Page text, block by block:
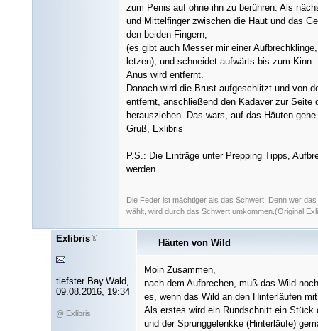
zum Penis auf ohne ihn zu berühren. Als
und Mittelfinger zwischen die Haut und das
den beiden Fingern,
(es gibt auch Messer mir einer
letzen), und schneidet aufwärts bis zum
Anus wird entfernt.
Danach wird die Brust aufgeschlitzt und von
entfernt, anschließend den Kadaver zur Seite
herausziehen. Das wars, auf das Häuten
Gruß, Exlibris
P.S.: Die Einträge unter Prepping Tipps,
werden
---
Die Feder ist mächtiger als das Schwert. Denn wer
wählt, wird durch das Schwert umkommen.(Original
Exlibris
tiefster Bay.Wald,
09.08.2016, 19:34
@ Exlibris
Häuten von Wild
Moin Zusammen,
nach dem Aufbrechen, muß das Wild
es, wenn das Wild an den Hinterläufen
Als erstes wird ein Rundschnitt ein Stück
und der Sprunggelenkke (Hinterläufe)